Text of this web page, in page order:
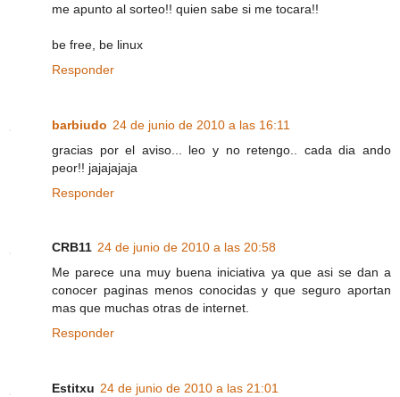
me apunto al sorteo!! quien sabe si me tocara!!
be free, be linux
Responder
barbiudo 24 de junio de 2010 a las 16:11
gracias por el aviso... leo y no retengo.. cada dia ando
peor!! jajajajaja
Responder
CRB11 24 de junio de 2010 a las 20:58
Me parece una muy buena iniciativa ya que asi se dan a
conocer paginas menos conocidas y que seguro aportan
mas que muchas otras de internet.
Responder
Estitxu 24 de junio de 2010 a las 21:01